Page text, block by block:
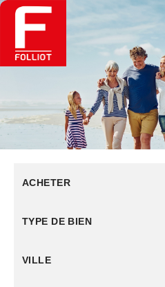
ACHETER
TYPE DE BIEN
VILLE